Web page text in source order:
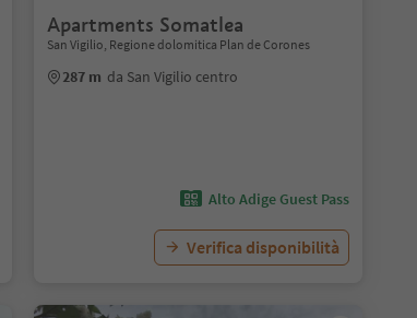
Apartments Somatlea
San Vigilio, Regione dolomitica Plan de Corones
287 m da San Vigilio centro
Alto Adige Guest Pass
Verifica disponibilità